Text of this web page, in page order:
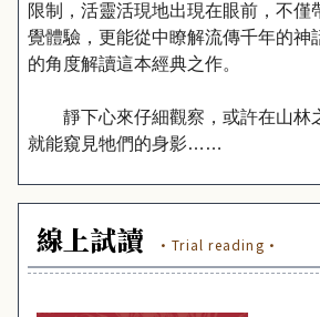
限制，活靈活現地出現在眼前，不僅
覺體驗，更能從中瞭解流傳千年的神
的角度解讀這本經典之作。
靜下心來仔細觀察，或許在山林
就能窺見牠們的身影……
線上試讀 ·Trial reading·